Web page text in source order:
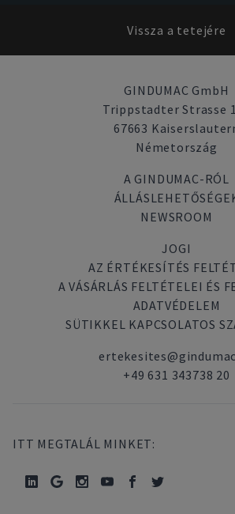
Vissza a tetejére
GINDUMAC GmbH
Trippstadter Strasse
67663
Németország
A GINDUMAC-RÓL
NEWSROOM
JOGI
AZ ÉRTÉKESÍTÉS
A VÁSÁRLÁS FELTÉTELEI ÉS
ADATVÉDELEM
SÜTIKKEL KAPCSOLATOS
+49 631 343738 20
ITT MEGTALÁL MINKET: